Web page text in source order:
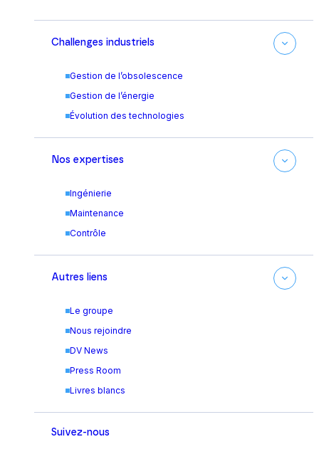
Challenges industriels
Gestion de l’obsolescence
Gestion de l’énergie
Évolution des technologies
Nos expertises
Ingénierie
Maintenance
Contrôle
Autres liens
Le groupe
Nous rejoindre
DV News
Press Room
Livres blancs
Suivez-nous